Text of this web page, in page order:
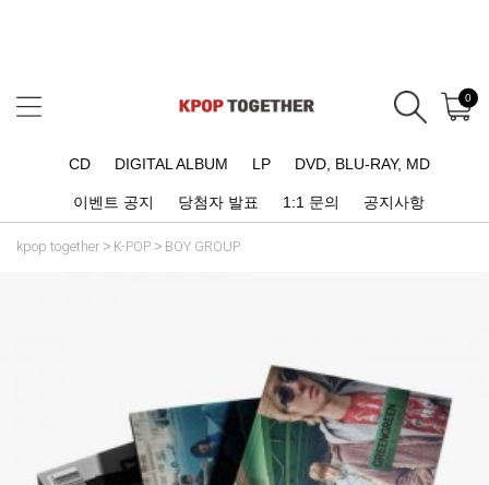
0
CD DIGITAL ALBUM LP DVD, BLU-RAY, MD
이벤트 공지 당첨자 발표 1:1 문의 공지사항
kpop together K-POP BOY GROUP